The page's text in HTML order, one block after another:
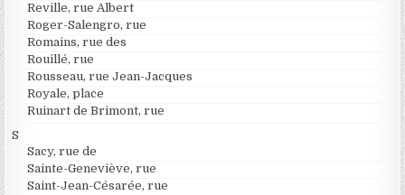
Reville, rue Albert
Roger-Salengro, rue
Romains, rue des
Rouillé, rue
Rousseau, rue Jean-Jacques
Royale, place
Ruinart de Brimont, rue
S
Sacy, rue de
Sainte-Geneviève, rue
Saint-Jean-Césarée, rue